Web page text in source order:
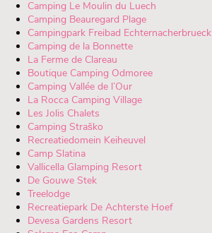
Camping Le Moulin du Luech
Camping Beauregard Plage
Campingpark Freibad Echternacherbrueck
Camping de la Bonnette
La Ferme de Clareau
Boutique Camping Odmoree
Camping Vallée de l’Our
La Rocca Camping Village
Les Jolis Chalets
Camping Straško
Recreatiedomein Keiheuvel
Camp Slatina
Vallicella Glamping Resort
De Gouwe Stek
Treelodge
Recreatiepark De Achterste Hoef
Devesa Gardens Resort